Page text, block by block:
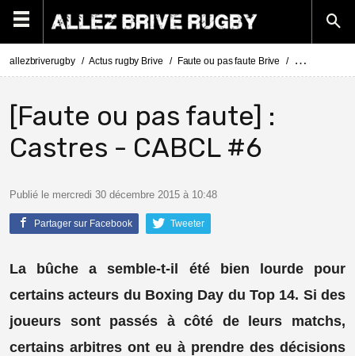
allezbriverugby Actus rugby Brive Faute ou pas faute Brive [Faute ou
[Faute ou pas faute] :
Castres - CABCL #6
Publié le mercredi 30 décembre 2015 à 10:48
Partager sur Facebook Tweeter
La bûche a semble-t-il été bien lourde pour
certains acteurs du Boxing Day du Top 14. Si des
joueurs sont passés à côté de leurs matchs,
certains arbitres ont eu à prendre des décisions